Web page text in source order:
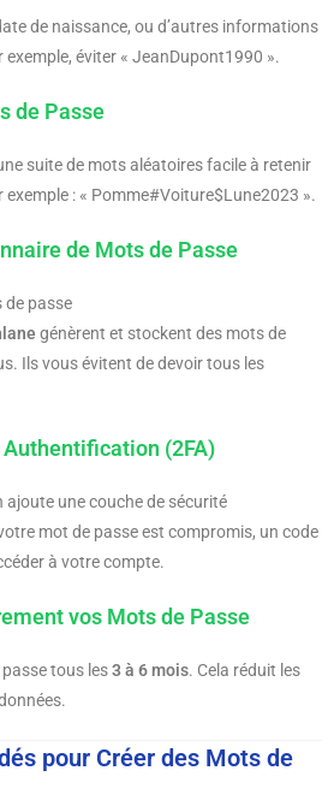
de naissance, ou d’autres informations
éviter « JeanDupont1990 ».
de Passe
suite de mots aléatoires facile à retenir
exemple : « Pomme#Voiture$Lune2023 ».
de Mots de Passe
de passe
génèrent et stockent des mots de
Ils vous évitent de devoir tous les
(2FA)
une couche de sécurité
mot de passe est compromis, un code
à votre compte.
vos Mots de Passe
tous les3 à 6 mois. Cela réduit les
pour Créer des Mots de